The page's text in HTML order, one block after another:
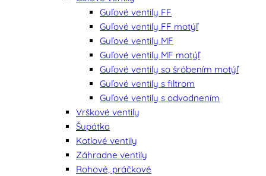
Guľové ventily FF
Guľové ventily FF motýľ
Guľové ventily MF
Guľové ventily MF motýľ
Guľové ventily so šróbením motýľ
Guľové ventily s filtrom
Guľové ventily s odvodnením
Vrškové ventily
Šupátka
Kotlové ventily
Záhradne ventily
Rohové, práčkové